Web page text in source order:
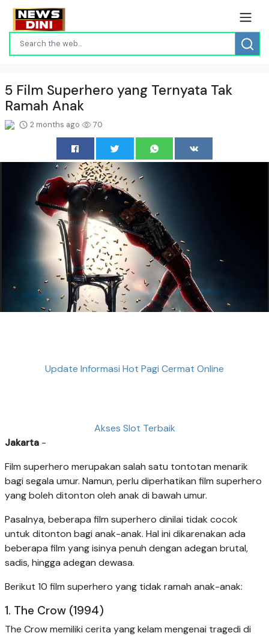
5 Film Superhero yang Ternyata Tak
Ramah Anak
2 months ago 70
Update Informasi Hot Pagi Cermat Online
Akses Slot Terbaik
Jakarta -
Film superhero merupakan salah satu tontotan menarik
bagi segala umur. Namun, perlu diperhatikan film superhero
yang boleh ditonton oleh anak di bawah umur.
Pasalnya, beberapa film superhero dinilai tidak cocok
untuk ditonton bagi anak-anak. Hal ini dikarenakan ada
beberapa film yang isinya penuh dengan adegan brutal,
sadis, hingga adegan dewasa.
Berikut 10 film superhero yang tidak ramah anak-anak:
1. The Crow (1994)
The Crow memiliki cerita yang kelam mengenai tragedi di